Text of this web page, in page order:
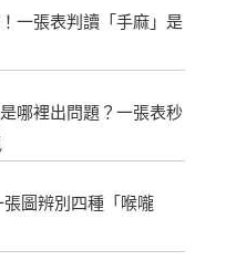
一張表判讀「手麻」是
哪裡出問題？一張表秒
圖辨別四種「喉嚨